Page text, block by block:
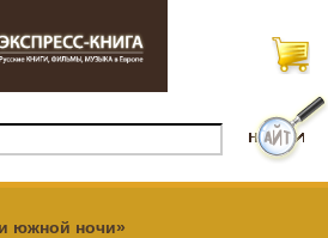
южной ночи»